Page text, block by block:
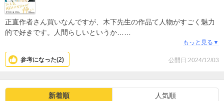
正直作者さん買いなんですが、木下先生の作品て人物がすごく魅力
的で好きです。人間らしいというか…
とか思いながらいつも読んでます。
望田くんの恋がこれからどうなっていくのかとっても気になるし、
所長みたいなカッコよくて優しい上司がいて羨ましい！！あんな人
いいので嫉妬しちゃいます。もうすでに次巻が楽しみすぎて待てま
もっと見る▼
公開日:2024/12/03
参考になった(2)
新着順 人気順